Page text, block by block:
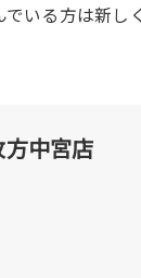
でいる方は新し
中宮店